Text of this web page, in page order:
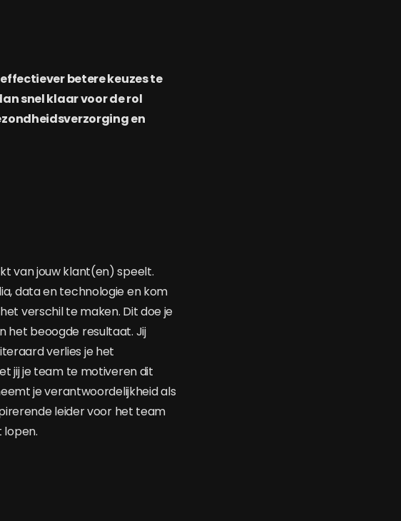
betere keuzes te
snel klaar voor de rol
en
van jouw klant(en) speelt.
data en technologie en kom
verschil te maken. Dit doe je
het beoogde resultaat. Jij
verlies je het
jij je team te motiveren dit
je verantwoordelijkheid als
leider voor het team
lopen.